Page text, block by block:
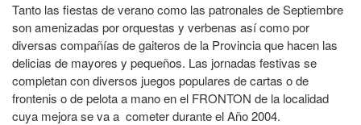
Tanto las fiestas de verano como las patronales de Septiembre
son amenizadas por orquestas y verbenas así como por
diversas compañías de gaiteros de la Provincia que hacen las
delicias de mayores y pequeños. Las jornadas festivas se
completan con diversos juegos populares de cartas o de
frontenis o de pelota a mano en el FRONTON de la localidad
cuya mejora se va a cometer durante el Año 2004.